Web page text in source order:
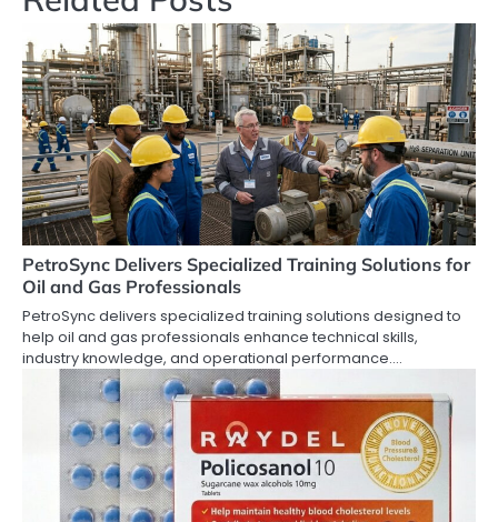
PetroSync Delivers Specialized Training Solutions for
Oil and Gas Professionals
PetroSync delivers specialized training solutions designed to
help oil and gas professionals enhance technical skills,
industry knowledge, and operational performance.…